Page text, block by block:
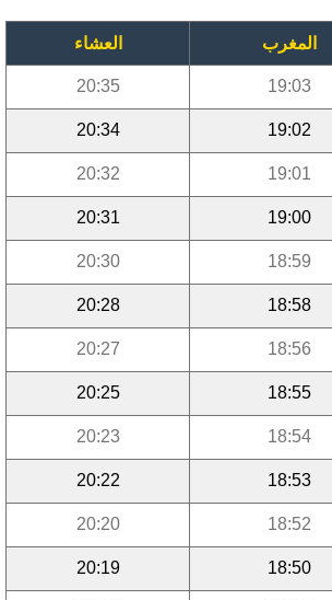
المغرب العشاء
19:03
20:35
19:02
20:34
19:01
20:32
19:00
20:31
18:59
20:30
18:58
20:28
18:56
20:27
18:55
20:25
18:54
20:23
18:53
20:22
18:52
20:20
18:50
20:19